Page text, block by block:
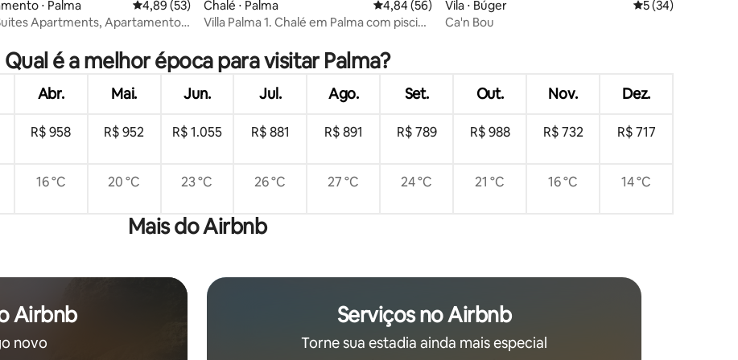
média de 5, 8 avaliações
⋅ Palma 4,89 de uma avaliação média de 5, 53 avaliações
4,89 (53)
Apartments, Apartamento
Chalé ⋅ Palma 4,84 de uma avaliação média de 5, 56 avaliações
4,84 (56)
Villa Palma 1. Chalé em Palma com piscina
Vila ⋅ Búger 5 de uma
5 (34)
Ca'n Bou
Qual é a melhor época para visitar Palma?
Abr. Mai. Jun. Jul. Ago. Set. Out. Nov. Dez.
R$ 958 R$ 952 R$ 1.055 R$ 881 R$ 891 R$ 789 R$ 988 R$ 732 R$ 717
16 °C 20 °C 23 °C 26 °C 27 °C 24 °C 21 °C 16 °C 14 °C
Mais do Airbnb
Airbnb
novo
Serviços no Airbnb
Torne sua estadia ainda mais especial